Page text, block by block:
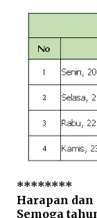
********
Harapan
Semoga